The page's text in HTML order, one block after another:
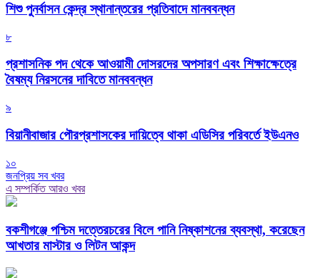
শিশু পুনর্বাসন কেন্দ্র স্থানান্তরের প্রতিবাদে মানববন্ধন
৮
প্রশাসনিক পদ থেকে আওয়ামী দোসরদের অপসারণ এবং শিক্ষাক্ষেত্রে
বৈষম্য নিরসনের দাবিতে মানববন্ধন
৯
বিয়ানীবাজার পৌরপ্রশাসকের দায়িত্বে থাকা এডিসির পরিবর্তে ইউএনও
১০
জনপ্রিয় সব খবর
এ সম্পর্কিত আরও খবর
বকশীগঞ্জে পশ্চিম দত্তেরচরের বিলে পানি নিষ্কাশনের ব্যবস্থা, করেছেন
আখতার মাস্টার ও লিটন আকন্দ